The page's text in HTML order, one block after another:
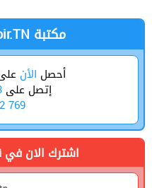
Librairie Devoir.TN مكتبة
أحصل الأن
إتصل على
769
اشترك الان في